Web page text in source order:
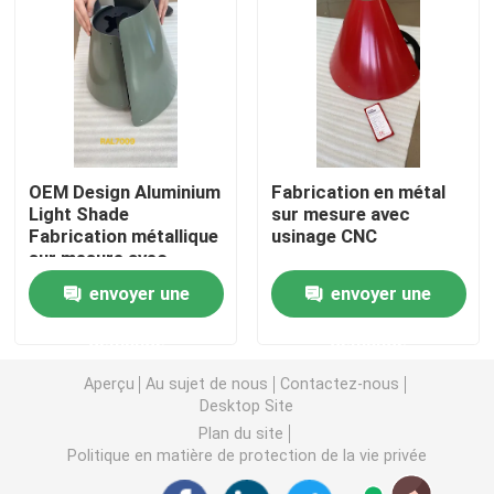
Pièces de moulage par injection
Les pièces de moulage mécanique sous pression
Parties de soudage à la tôle
Pièces de pliage en tôle
Pièces de rotation de commande numérique par
Pièces de fraisage CNC
OEM Design Aluminium
Light Shade
Fabrication métallique
sur mesure avec
usinage CNC
envoyer une
Fabrication en métal
sur mesure avec
usinage CNC
envoyer une
Aperçu Au sujet de nous
Contactez-nous
Desktop Site
Plan du site
Politique en matière de protection de la vie privée